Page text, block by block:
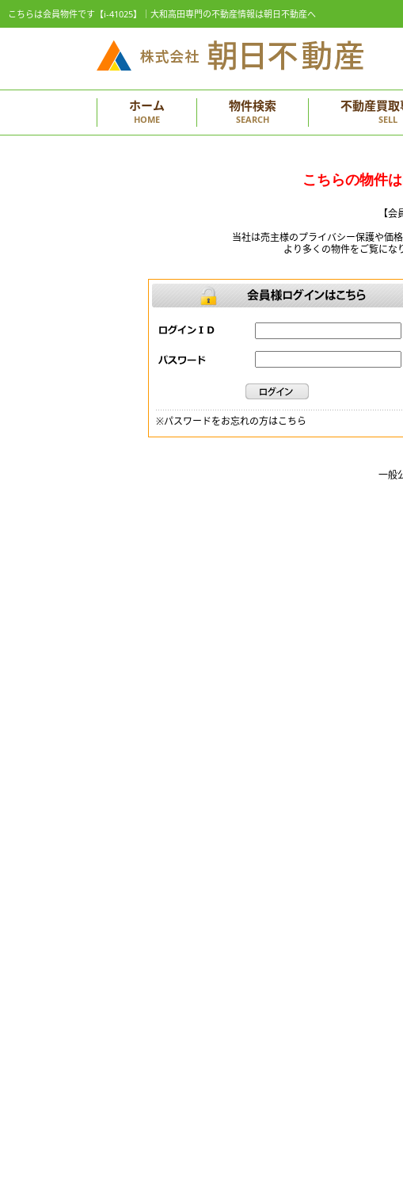
こちらは会員物件です【i-41025】｜大和高田専門の不動産情報は朝日不動産へ
ホーム
HOME
物件検索
SEARCH
不動産買
SELL
こちらの物件
【
当社は売主様のプライバシー保護や価
より多くの物件をご覧にな
※パスワードをお忘れの方はこちら
一般